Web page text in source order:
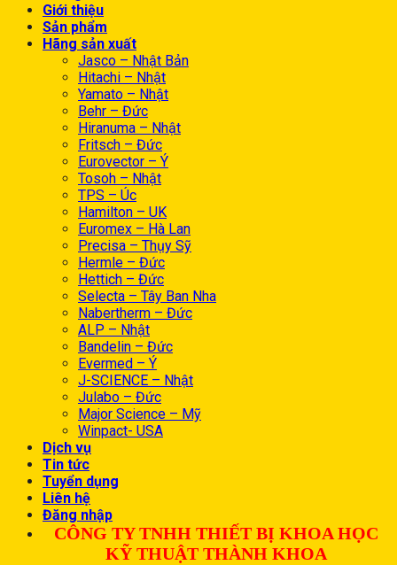
Giới thiệu
Sản phẩm
Hãng sản xuất
Jasco – Nhật Bản
Hitachi – Nhật
Yamato – Nhật
Behr – Đức
Hiranuma – Nhật
Fritsch – Đức
Eurovector – Ý
Tosoh – Nhật
TPS – Úc
Hamilton – UK
Euromex – Hà Lan
Precisa – Thụy Sỹ
Hermle – Đức
Hettich – Đức
Selecta – Tây Ban Nha
Nabertherm – Đức
ALP – Nhật
Bandelin – Đức
Evermed – Ý
J-SCIENCE – Nhật
Julabo – Đức
Major Science – Mỹ
Winpact- USA
Dịch vụ
Tin tức
Tuyển dụng
Liên hệ
Đăng nhập
CÔNG TY TNHH THIẾT BỊ KHOA HỌC
KỸ THUẬT THÀNH KHOA